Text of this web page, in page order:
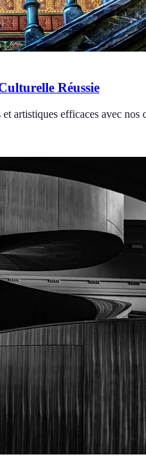
Réussie
artistiques efficaces avec nos